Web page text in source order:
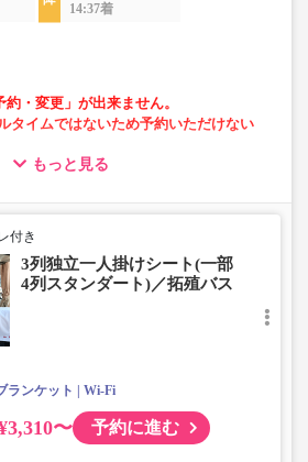
14:37着
・変更」が出来ません。
タイムではないため予約いただけない
4列シートとなっております。座席指定
旅でも安心。
清掃・除菌を徹底。
もっと見る
付き
3列独立一人掛けシート(一部
4列スタンダート)／拓殖バス
ランケット Wi-Fi
〜 予約に進む